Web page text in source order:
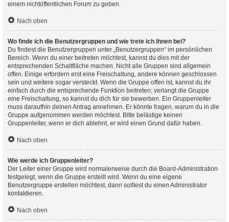
einem nichtöffentlichen Forum zu geben.
Nach oben
Wo finde ich die Benutzergruppen und wie trete ich ihnen bei?
Du findest die Benutzergruppen unter „Benutzergruppen“ im persönlichen
Bereich. Wenn du einer beitreten möchtest, kannst du dies mit der
entsprechenden Schaltfläche machen. Nicht alle Gruppen sind allgemein
offen. Einige erfordern erst eine Freischaltung, andere können geschlossen
sein und weitere sogar versteckt. Wenn die Gruppe offen ist, kannst du ihr
einfach durch die entsprechende Funktion beitreten; verlangt die Gruppe
eine Freischaltung, so kannst du dich für sie bewerben. Ein Gruppenleiter
muss daraufhin deinen Antrag annehmen. Er könnte fragen, warum du in die
Gruppe aufgenommen werden möchtest. Bitte belästige keinen
Gruppenleiter, wenn er dich ablehnt, er wird einen Grund dafür haben.
Nach oben
Wie werde ich Gruppenleiter?
Der Leiter einer Gruppe wird normalerweise durch die Board-Administration
festgelegt, wenn die Gruppe erstellt wird. Wenn du eine eigene
Benutzergruppe erstellen möchtest, dann solltest du einen Administrator
kontaktieren.
Nach oben